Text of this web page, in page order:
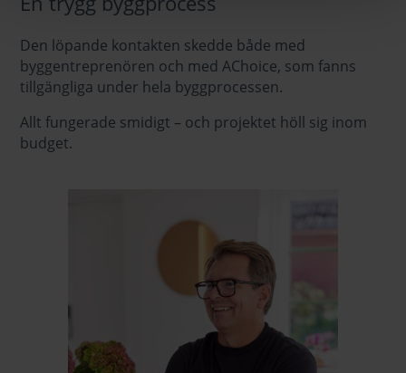
Den löpande kontakten skedde både med
byggentreprenören och med AChoice, som fanns
tillgängliga under hela byggprocessen.
Allt fungerade smidigt – och projektet höll sig inom
budget.